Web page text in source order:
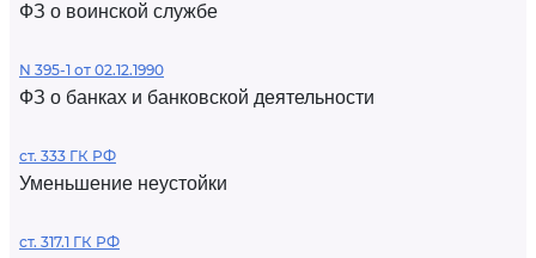
ФЗ о воинской службе
N 395-1 от 02.12.1990
ФЗ о банках и банковской деятельности
ст. 333 ГК РФ
Уменьшение неустойки
ст. 317.1 ГК РФ